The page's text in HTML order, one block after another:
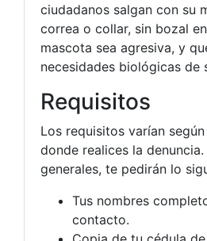
ciudadanos salgan con su
correa o collar, sin bozal
mascota sea agresiva, y
necesidades biológicas de
Requisitos
Los requisitos varían
donde realices la
generales, te pedirán lo
Tus nombres
contacto.